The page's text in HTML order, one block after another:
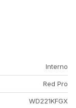
Interno
Red Pro
WD221KFGX